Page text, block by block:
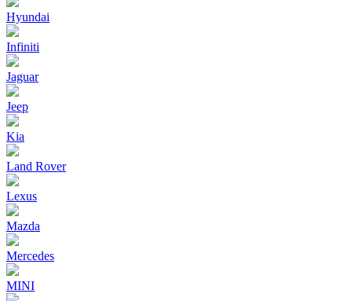
Hyundai
Infiniti
Jaguar
Jeep
Kia
Land Rover
Lexus
Mazda
Mercedes
MINI